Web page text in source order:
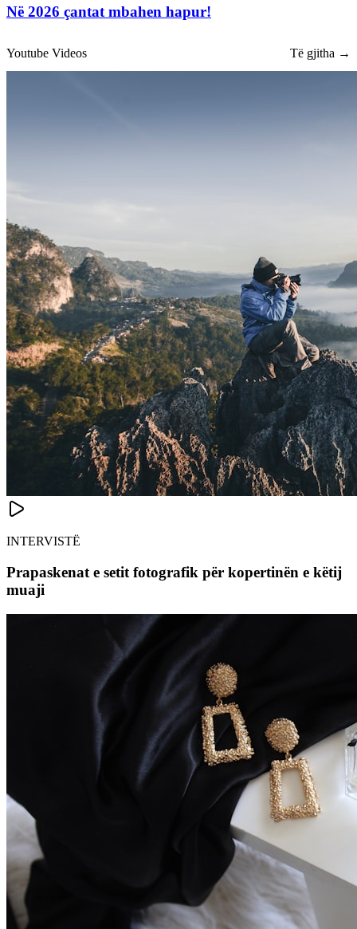
Në 2026 çantat mbahen hapur!
Youtube Videos Të gjitha →
INTERVISTË
Prapaskenat e setit fotografik për kopertinën e këtij
muaji